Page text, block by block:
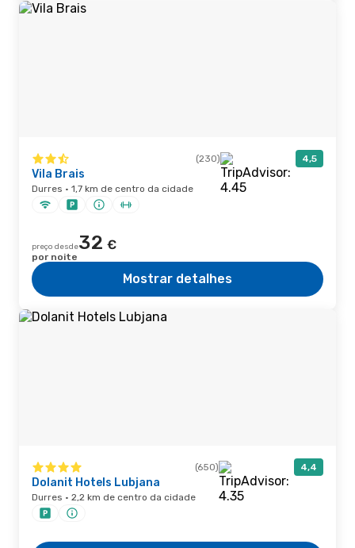
(230) 4,5
Vila Brais
Durres · 1,7 km de centro da cidade
preço desde32 €
por noite
Mostrar detalhes
(650) 4,4
Dolanit Hotels Lubjana
Durres · 2,2 km de centro da cidade